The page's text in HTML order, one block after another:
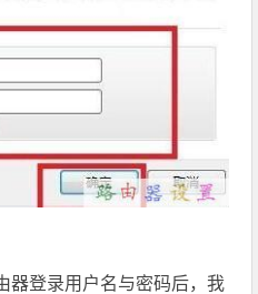
器登录用户名与密码后，我